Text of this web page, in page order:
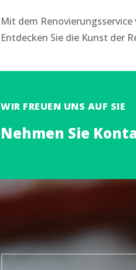
Mit dem
Entdecken Sie die Kunst der
WIR FREUEN UNS AUF SIE
Nehmen Sie